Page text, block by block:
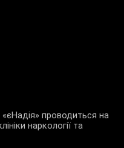
«єНадія» проводиться на
наркології та